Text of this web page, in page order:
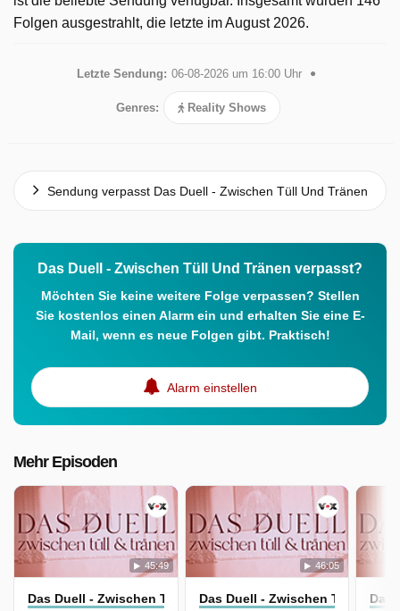
Folgen ausgestrahlt, die letzte im August 2026.
Letzte Sendung: 06-08-2026 um 16:00 Uhr
Genres: Reality Shows
Sendung verpasst Das Duell - Zwischen Tüll Und Tränen
Das Duell - Zwischen Tüll Und Tränen verpasst?
Möchten Sie keine weitere Folge verpassen? Stellen
Sie kostenlos einen Alarm ein und erhalten Sie eine E-
Mail, wenn es neue Folgen gibt. Praktisch!
Alarm einstellen
Mehr Episoden
45:49
Das Duell - Zwischen Tüll Und Tränen
46:05
Das Duell - Zwischen Tüll UndDas